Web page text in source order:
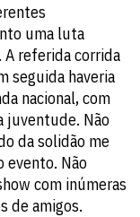
uma luta
referida corrida
seguida haveria
nacional, com
juventude. Não
da solidão me
evento. Não
com inúmeras
de amigos.